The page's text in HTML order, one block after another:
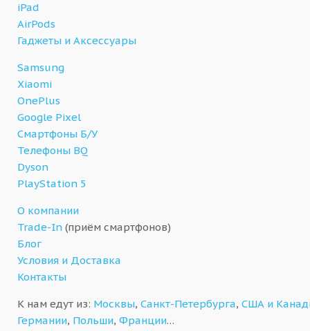
iPad
AirPods
Гаджеты и Аксессуары
Samsung
Xiaomi
OnePlus
Google Pixel
Смартфоны Б/У
Телефоны BQ
Dyson
PlayStation 5
О компании
Trade-In (приём смартфонов)
Блог
Условия и Доставка
Контакты
К нам едут из: Москвы, Санкт-Петербурга, США и
Германии, Польши, Франции…